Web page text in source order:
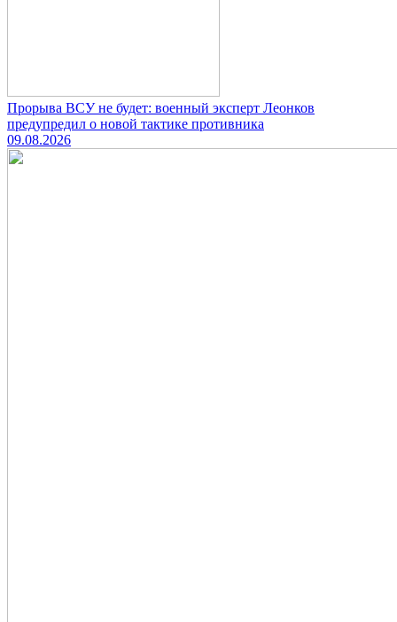
Прорыва ВСУ не будет: военный эксперт Леонков
предупредил о новой тактике противника
09.08.2026